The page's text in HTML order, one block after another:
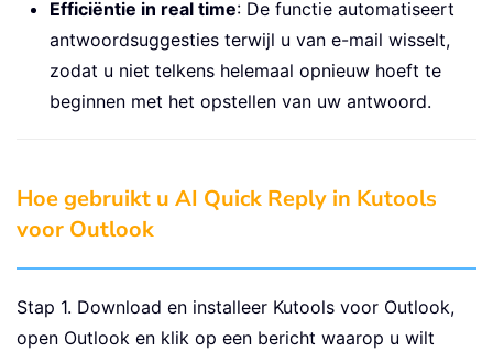
Efficiëntie in real time: De functie automatiseert
antwoordsuggesties terwijl u van e-mail wisselt,
zodat u niet telkens helemaal opnieuw hoeft te
beginnen met het opstellen van uw antwoord.
Hoe gebruikt u AI Quick Reply in Kutools
voor Outlook
Stap 1. Download en installeer Kutools voor Outlook,
open Outlook en klik op een bericht waarop u wilt